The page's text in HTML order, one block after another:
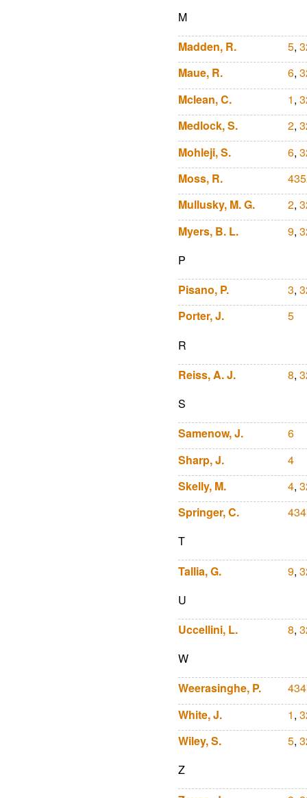
M
Madden, R.
5,
Maue, R.
6,
Mclean, C.
1,
Medlock, S.
2,
Mohleji, S.
6,
Moss, R.
Mullusky, M. G.
2,
Myers, B. L.
9,
P
Pisano, P.
3,
Porter, J.
5
R
Reiss, A. J.
8,
S
Samenow, J.
6
Sharp, J.
4
Skelly, M.
4,
Springer, C.
T
Tallia, G.
9,
U
Uccellini, L.
8,
W
Weerasinghe, P.
White, J.
1,
Wiley, S.
5,
Z